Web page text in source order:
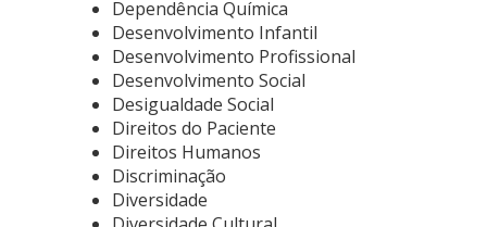
Dependência Química
Desenvolvimento Infantil
Desenvolvimento Profissional
Desenvolvimento Social
Desigualdade Social
Direitos do Paciente
Direitos Humanos
Discriminação
Diversidade